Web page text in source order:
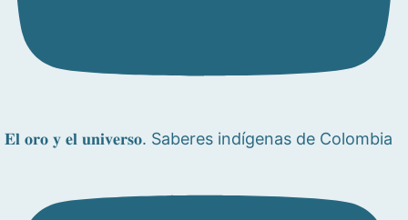
𝐄𝐥 𝐨𝐫𝐨 𝐲 𝐞𝐥 𝐮𝐧𝐢𝐯𝐞𝐫𝐬𝐨. Saberes indígenas de Colombia